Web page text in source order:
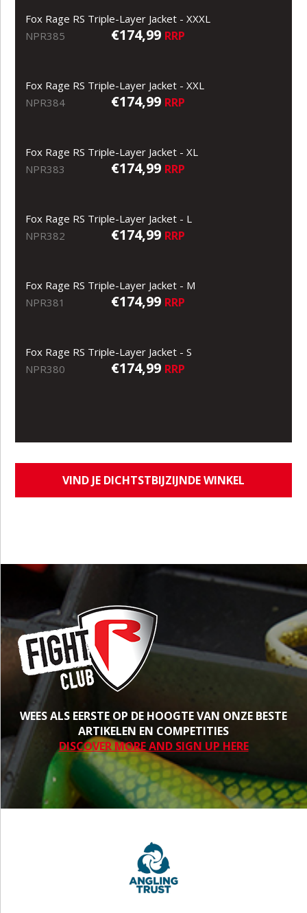
Fox Rage RS Triple-Layer Jacket - XXXL
NPR385
€174,99 RRP
Fox Rage RS Triple-Layer Jacket - XXL
NPR384
€174,99 RRP
Fox Rage RS Triple-Layer Jacket - XL
NPR383
€174,99 RRP
Fox Rage RS Triple-Layer Jacket - L
NPR382
€174,99 RRP
Fox Rage RS Triple-Layer Jacket - M
NPR381
€174,99 RRP
Fox Rage RS Triple-Layer Jacket - S
NPR380
€174,99 RRP
VIND JE DICHTSTBIJZIJNDE WINKEL
WEES ALS EERSTE OP DE HOOGTE VAN ONZE BESTE
ARTIKELEN EN COMPETITIES
DISCOVER MORE AND SIGN UP HERE